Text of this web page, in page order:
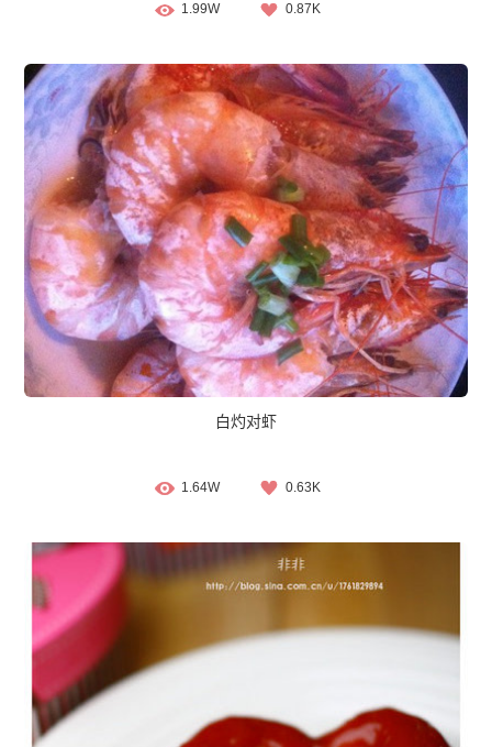
1.99W 0.87K
白灼对虾
1.64W 0.63K